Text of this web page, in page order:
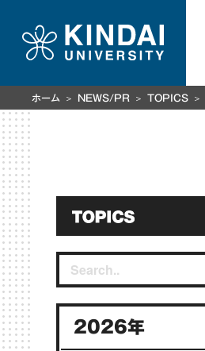
ホーム NEWS/PR TOPICS
2026年